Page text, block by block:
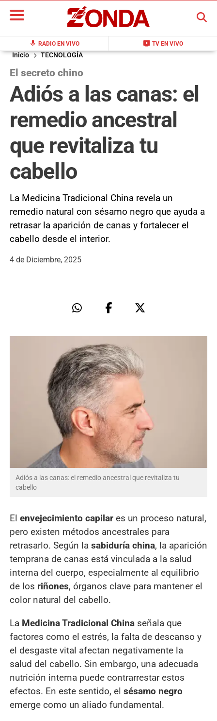
mic RADIO EN VIVO live_tv TV EN VIVO
BUSCAR
Inicio TECNOLOGÍA
El secreto chino
Adiós a las canas: el
remedio ancestral
que revitaliza tu
cabello
La Medicina Tradicional China revela un
remedio natural con sésamo negro que ayuda a
retrasar la aparición de canas y fortalecer el
cabello desde el interior.
4 de Diciembre, 2025
Adiós a las canas: el remedio ancestral que revitaliza tu
cabello
El envejecimiento capilar es un proceso natural,
pero existen métodos ancestrales para
retrasarlo. Según la sabiduría china, la aparición
temprana de canas está vinculada a la salud
interna del cuerpo, especialmente al equilibrio
de los riñones, órganos clave para mantener el
color natural del cabello.
La Medicina Tradicional China señala que
factores como el estrés, la falta de descanso y
el desgaste vital afectan negativamente la
salud del cabello. Sin embargo, una adecuada
nutrición interna puede contrarrestar estos
efectos. En este sentido, el sésamo negro
emerge como un aliado fundamental.